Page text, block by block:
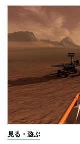
見る・遊ぶ